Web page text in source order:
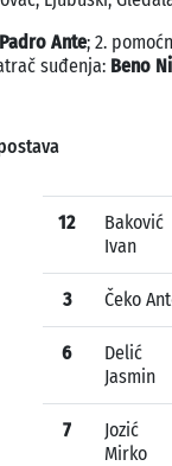
Padro Ante; 2.
suđenja: Beno
12
Baković
Ivan
3 Čeko
6
Delić
Jasmin
7
Jozić
Mirko